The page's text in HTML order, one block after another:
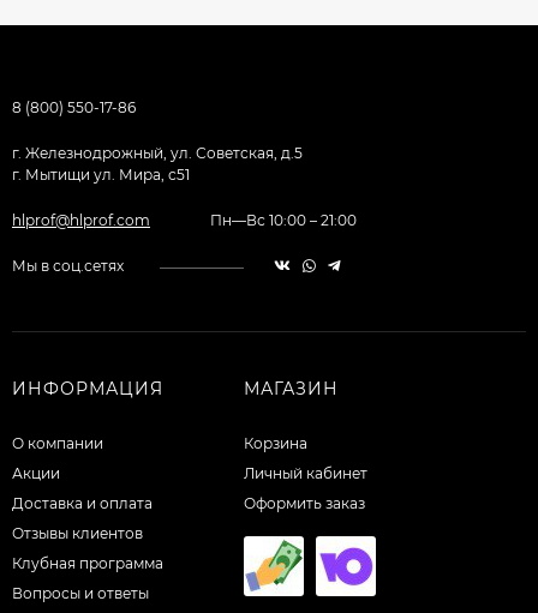
8 (800) 550-17-86
г. Железнодрожный, ул. Советская, д.5
г. Мытищи ул. Мира, с51
hlprof@hlprof.com Пн—Вс 10:00 – 21:00
Мы в соц.сетях
ИНФОРМАЦИЯ
О компании
Акции
Доставка и оплата
Отзывы клиентов
Клубная программа
Вопросы и ответы
МАГАЗИН
Корзина
Личный кабинет
Оформить заказ